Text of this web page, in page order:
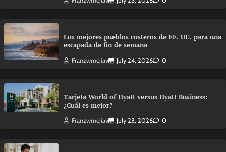
Los mejores pueblos costeros de EE. UU. para una
escapada de fin de semana
Franzwmejiav July 24, 2026 0
Tarjeta World of Hyatt versus Hyatt Business:
¿Cuál es mejor?
Franzwmejiav July 23, 2026 0